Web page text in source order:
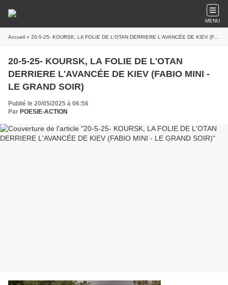
MENU
Accueil » 20-5-25- KOURSK, LA FOLIE DE L'OTAN DERRIERE L'AVANCÉE DE KIEV (FABIO MINI - LE GRAND SOIR)
20-5-25- KOURSK, LA FOLIE DE L'OTAN
DERRIERE L'AVANCÉE DE KIEV (FABIO MINI -
LE GRAND SOIR)
Publié le 20/05/2025 à 06:56
Par POESIE-ACTION